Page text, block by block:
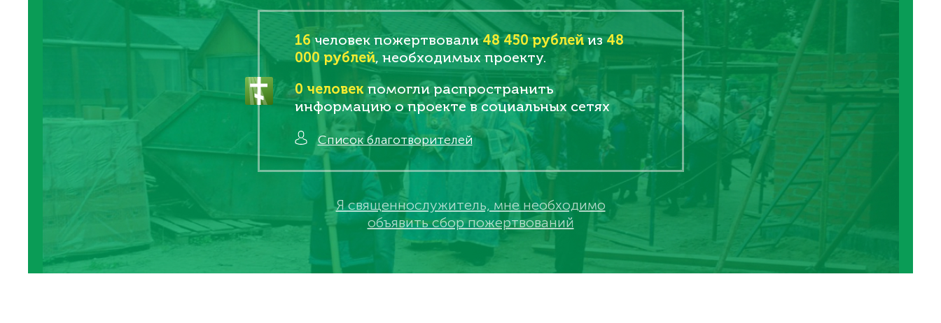
16человек пожертвовали48 450 рублейиз48
000 рублей, необходимых проекту.
0 человек помогли распространить
информацию о проекте в социальных сетях
Список благотворителей
Я священнослужитель, мне необходимо
объявить сбор пожертвований